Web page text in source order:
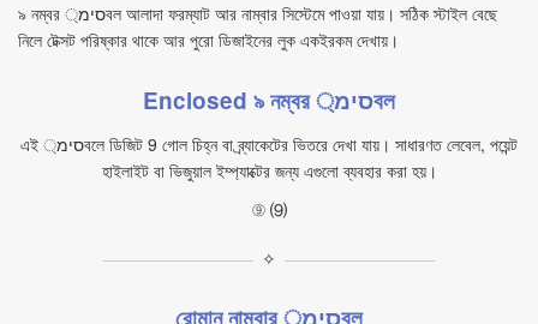
৯ নম্বর סימ্বল আলাদা ফরম্যাট আর নাম্বার সিস্টেমে পাওয়া যায়। সঠিক স্টাইল বেছে
নিলে টেক্সট পরিষ্কার থাকে আর পুরো ডিজাইনের লুক একইরকম দেখায়।
Enclosed ৯ নম্বর סימ্বল
এই סימ্বলে ডিজিট 9 গোল চিহ্ন বা ব্র্যাকেটের ভিতরে দেখা যায়। সাধারণত লেবেল, পয়েন্ট
হাইলাইট বা ভিজুয়াল ইম্প্যাক্টের জন্য এগুলো ব্যবহার করা হয়।
⑨ ⑼
✧
রোমান নাম্বার סימ্বল